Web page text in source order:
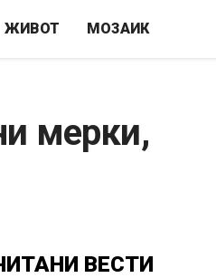
ЖИВОТ МОЗАИК
мерки,
ВЕСТИ